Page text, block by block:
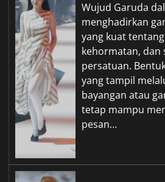
Wujud Garuda
menghadirkan
yang kuat
kehormatan, dan
persatuan.
yang tampil
bayangan atau
tetap mampu
pesan…